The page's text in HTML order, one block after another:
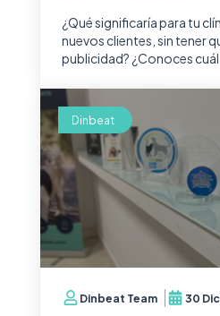
¿Qué significaría para tu
nuevos clientes, sin tener
publicidad? ¿Conoces cuál
Dinbeat Team 30
Dinbeat